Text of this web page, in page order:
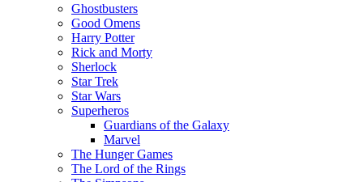
Ghostbusters
Good Omens
Harry Potter
Rick and Morty
Sherlock
Star Trek
Star Wars
Superheros
Guardians of the Galaxy
Marvel
The Hunger Games
The Lord of the Rings